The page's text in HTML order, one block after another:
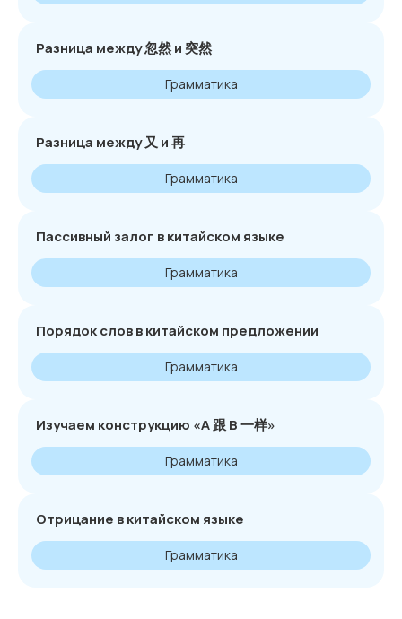
Разница между 忽然 и 突然
Грамматика
Разница между 又 и 再
Грамматика
Пассивный залог в китайском языке
Грамматика
Порядок слов в китайском предложении
Грамматика
Изучаем конструкцию «А 跟 В 一样»
Грамматика
Отрицание в китайском языке
Грамматика